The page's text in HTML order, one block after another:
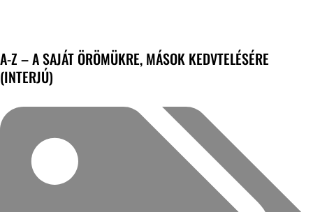
A-Z – A SAJÁT ÖRÖMÜKRE, MÁSOK KEDVTELÉSÉRE
(INTERJÚ)